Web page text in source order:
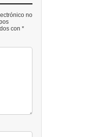
no
con *